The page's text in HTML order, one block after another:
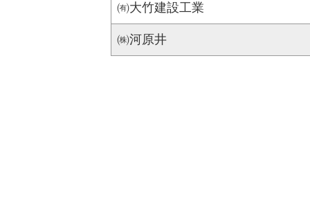
㈲大竹建設工業
㈱河原井